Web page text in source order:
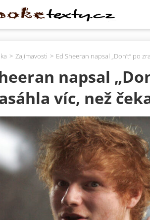
Zajímavosti Ed Sheeran napsal „Don’t“ po
napsal
víc, než